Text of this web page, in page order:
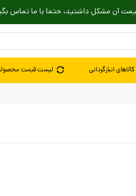
آن مشکل داشتید، حتما با ما تماس
کالاهای انبارگردانی لیست قیمت